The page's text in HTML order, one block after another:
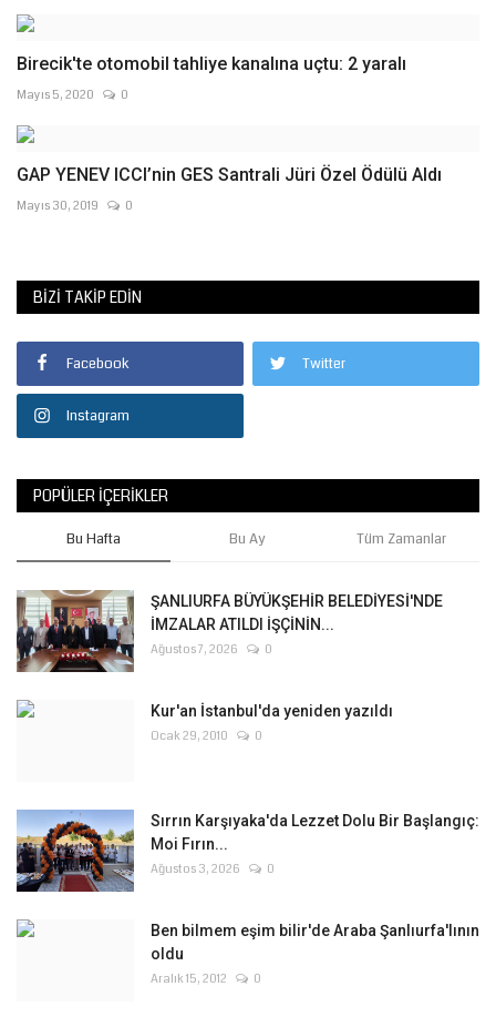
Birecik'te otomobil tahliye kanalına uçtu: 2 yaralı
Mayıs 5, 2020 0
GAP YENEV ICCI’nin GES Santrali Jüri Özel Ödülü Aldı
Mayıs 30, 2019 0
BIZI TAKIP EDIN
Facebook Twitter
Instagram
POPÜLER İÇERIKLER
Bu Hafta Bu Ay Tüm Zamanlar
ŞANLIURFA BÜYÜKŞEHİR BELEDİYESİ'NDE
İMZALAR ATILDI İŞÇİNİN...
Ağustos 7, 2026 0
Kur'an İstanbul'da yeniden yazıldı
Ocak 29, 2010 0
Sırrın Karşıyaka'da Lezzet Dolu Bir Başlangıç:
Moi Fırın...
Ağustos 3, 2026 0
Ben bilmem eşim bilir'de Araba Şanlıurfa'lının
oldu
Aralık 15, 2012 0